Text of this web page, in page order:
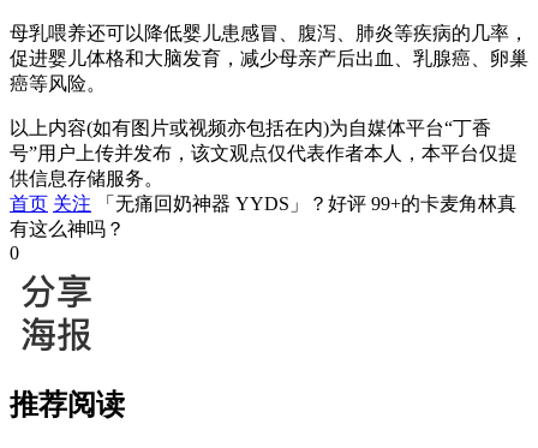
母乳喂养还可以降低婴儿患感冒、腹泻、肺炎等疾病的几率，
促进婴儿体格和大脑发育，减少母亲产后出血、乳腺癌、卵巢
癌等风险。
以上内容(如有图片或视频亦包括在内)为自媒体平台“丁香
号”用户上传并发布，该文观点仅代表作者本人，本平台仅提
供信息存储服务。
首页 关注
「无痛回奶神器 YYDS」？好评 99+的卡麦角林真
有这么神吗？
0
推荐阅读